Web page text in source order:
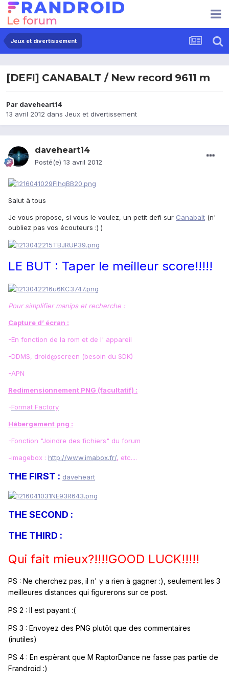
Jeux et divertissement
[DEFI] CANABALT / New record 9611 m
Par daveheart14
13 avril 2012 dans Jeux et divertissement
daveheart14
Posté(e) 13 avril 2012
Salut à tous
Je vous propose, si vous le voulez, un petit defi sur Canabalt (n'
oubliez pas vos écouteurs :) )
LE BUT : Taper le meilleur score!!!!!
Pour simplifier manips et recherche :
Capture d’ écran :
-En fonction de la rom et de l' appareil
-DDMS, droid@screen (besoin du SDK)
-APN
Redimensionnement PNG (facultatif) :
-Format Factory
Hébergement png :
-Fonction "Joindre des fichiers" du forum
-imagebox : http://www.imabox.fr/, etc....
THE FIRST : daveheart
THE SECOND :
THE THIRD :
Qui fait mieux?!!!!GOOD LUCK!!!!!
PS : Ne cherchez pas, il n' y a rien à gagner :), seulement les 3
meilleures distances qui figurerons sur ce post.
PS 2 : Il est payant :(
PS 3 : Envoyez des PNG plutôt que des commentaires
(inutiles)
PS 4 : En espèrant que M RaptorDance ne fasse pas partie de
Frandroid :)